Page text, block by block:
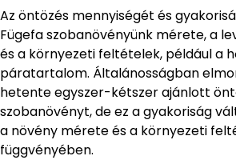
Az öntözés mennyiségét és
Fügefa szobanövényünk mérete, a
és a környezeti feltételek, például a
páratartalom. Általánosságban
hetente egyszer-kétszer ajánlott
szobanövényt, de ez a gyakoriság
a növény mérete és a környezeti
függvényében.